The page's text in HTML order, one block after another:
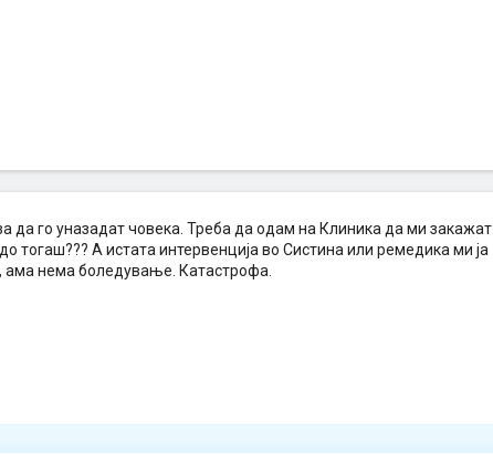
да го уназадат човека. Треба да одам на Клиника да ми закажат
тогаш??? А истата интервенција во Систина или ремедика ми ја
ама нема боледување. Катастрофа.